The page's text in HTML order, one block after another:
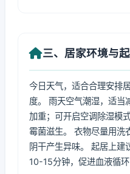
三、居家环境与
今日天气，适合合理安排
度。 雨天空气潮湿，适当
加重；可开启空调除湿模
霉菌滋生。 衣物尽量用洗
阴干产生异味。 起居上建
10-15分钟，促进血液循环